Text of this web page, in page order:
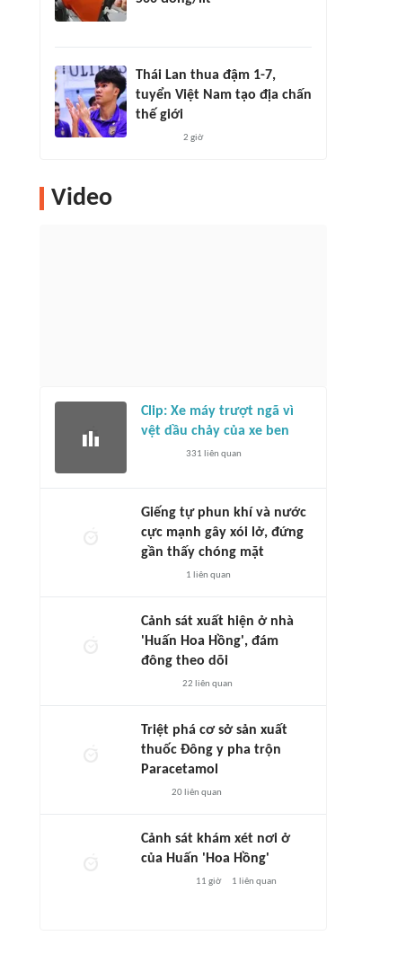
Thái Lan thua đậm 1-7,
tuyển Việt Nam tạo địa chấn
thế giới
2 giờ
Video
Clip: Xe máy trượt ngã vì
vệt dầu chảy của xe ben
331 liên quan
Giếng tự phun khí và nước
cực mạnh gây xói lở, đứng
gần thấy chóng mặt
1 liên quan
Cảnh sát xuất hiện ở nhà
'Huấn Hoa Hồng', đám
đông theo dõi
22 liên quan
Triệt phá cơ sở sản xuất
thuốc Đông y pha trộn
Paracetamol
20liên quan
Cảnh sát khám xét nơi ở
của Huấn 'Hoa Hồng'
11 giờ 1 liên quan